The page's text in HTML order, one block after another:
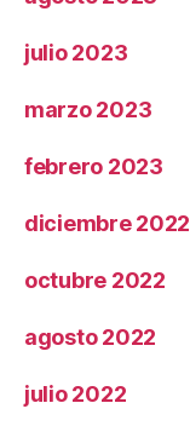
julio 2023
marzo 2023
febrero 2023
diciembre 2022
octubre 2022
agosto 2022
julio 2022